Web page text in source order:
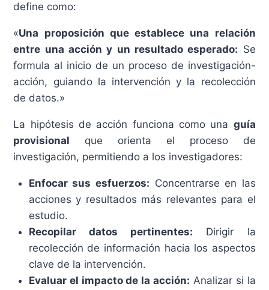
define como:
«Una proposición que establece una relación
entre una acción y un resultado esperado: Se
formula al inicio de un proceso de investigación-
acción, guiando la intervención y la recolección
de datos.»
La hipótesis de acción funciona como una guía
provisional que orienta el proceso de
investigación, permitiendo a los investigadores:
Enfocar sus esfuerzos: Concentrarse en las
acciones y resultados más relevantes para el
estudio.
Recopilar datos pertinentes: Dirigir la
recolección de información hacia los aspectos
clave de la intervención.
Evaluar el impacto de la acción: Analizar si la